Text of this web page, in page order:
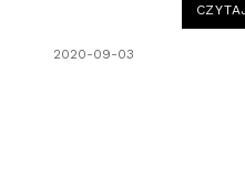
2020-09-03